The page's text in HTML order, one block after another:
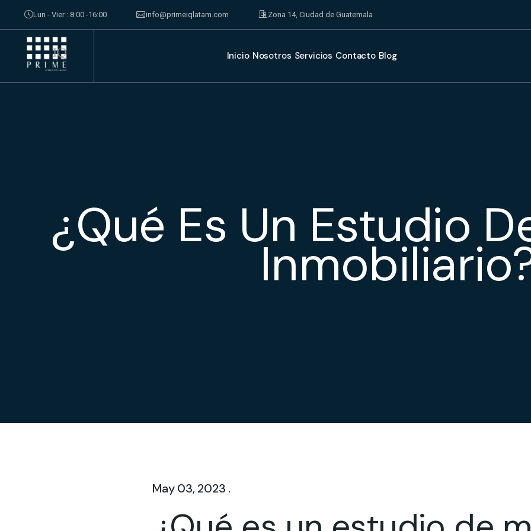
Lun - Vier : 8:00 -16:00 info@primeiqlatam.com Zona 14, Ciudad de Guatemala
Inicio Nosotros Servicios Contacto Blog
¿Qué Es Un Estudio
May 03, 2023 .